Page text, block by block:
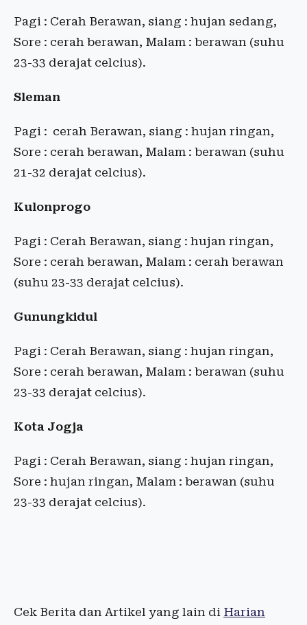
Pagi : Cerah Berawan, siang : hujan sedang,
Sore : cerah berawan, Malam : berawan (suhu
23-33 derajat celcius).
Sleman
Pagi : cerah Berawan, siang : hujan ringan,
Sore : cerah berawan, Malam : berawan (suhu
21-32 derajat celcius).
Kulonprogo
Pagi : Cerah Berawan, siang : hujan ringan,
Sore : cerah berawan, Malam : cerah berawan
(suhu 23-33 derajat celcius).
Gunungkidul
Pagi : Cerah Berawan, siang : hujan ringan,
Sore : cerah berawan, Malam : berawan (suhu
23-33 derajat celcius).
Kota Jogja
Pagi : Cerah Berawan, siang : hujan ringan,
Sore : hujan ringan, Malam : berawan (suhu
23-33 derajat celcius).
Cek Berita dan Artikel yang lain di Harian